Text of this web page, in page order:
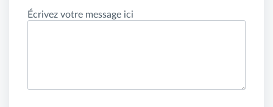
Écrivez votre message ici